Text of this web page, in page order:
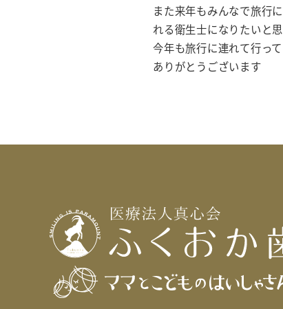
また来年もみんなで旅行
れる衛生士になりたいと
今年も旅行に連れて行っ
ありがとうございます